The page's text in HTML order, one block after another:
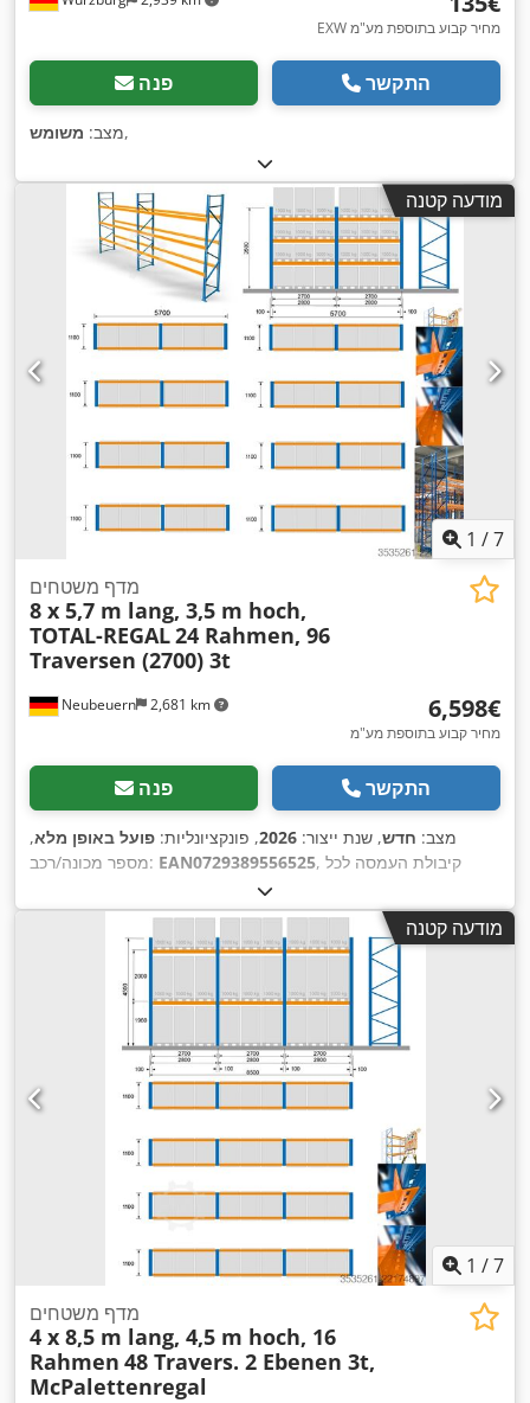
EXW מחיר קבוע בתוספת מע"מ
פנה התקשר
מצב: משומש ,
מודעה קטנה
1 /7
Neubeuern 2,681 km
מדף משטחים
8 x 5,7 m lang, 3,5 m hoch,
TOTAL-REGAL24 Rahmen, 96
Traversen (2700) 3t
‏6,598 ‏€
מחיר קבוע בתוספת מע"מ
פנה התקשר
מצב: חדש, שנת ייצור: 2026, פונקציונליות: פועל באופן מלא,
מספר מכונה/רכב: EAN0729389556525, קיבולת העמסה לכל
, אורך כולל:
3,500 מ"מ
, גובה המדף:3,500 מ"מ , מספר שורות של מדפים:8
,
יכולת העמסה:9,150 ק"ג , גובה המסגרת:3,500 מ"מ
1,100 מ"מ , עומס לכל זוג קורות תמך (מקסימלי):
ק"ג
, אורך המדף:
מודעה קטנה
1 /7
מדף משטחים
4 x 8,5 m lang, 4,5 m hoch, 16
Rahmen 48 Travers. 2 Ebenen 3t,
McPalettenregal